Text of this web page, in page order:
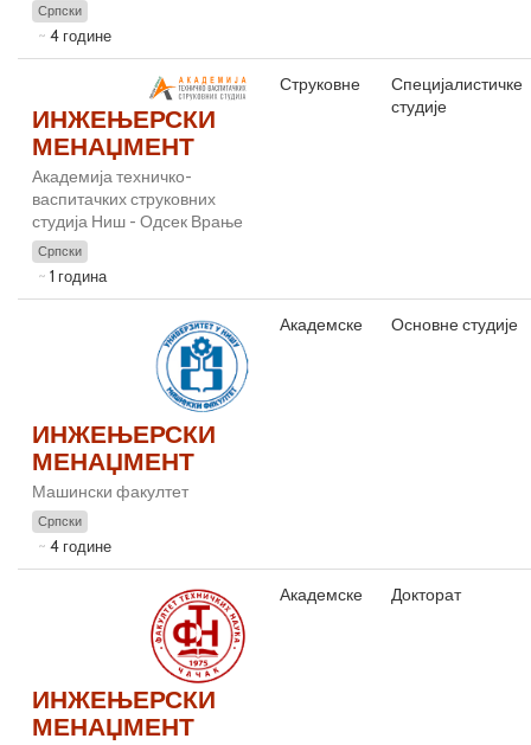
Српски
4 године
ИНЖЕЊЕРСКИ
МЕНАЏМЕНТ
Академија техничко-
васпитачких струковних
студија Ниш - Одсек Врање
Српски
1 година
Струковне
Специјалистичке
студије
ИНЖЕЊЕРСКИ
МЕНАЏМЕНТ
Машински факултет
Српски
4 године
Академске Основне студије
ИНЖЕЊЕРСКИ
МЕНАЏМЕНТ
Академске Докторат